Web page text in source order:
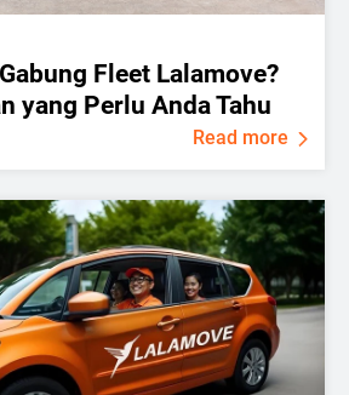
Fleet Lalamove?
yang Perlu Anda Tahu
Read more